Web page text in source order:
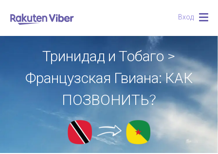
Вход
Тринидад и Тобаго >
Французская Гвиана: КАК
ПОЗВОНИТЬ?